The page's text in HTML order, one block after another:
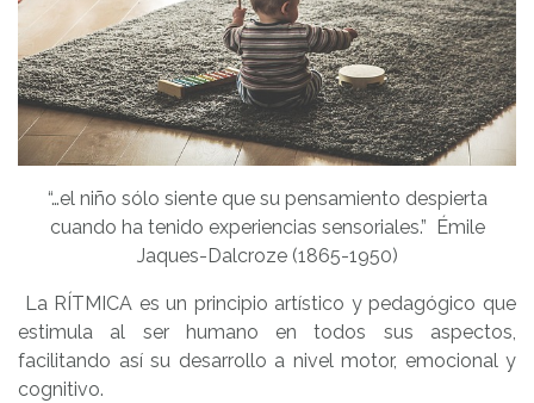
“…el niño sólo siente que su pensamiento despierta
cuando ha tenido experiencias sensoriales.” Émile
Jaques-Dalcroze (1865-1950)
La RÍTMICA es un principio artístico y pedagógico que
estimula al ser humano en todos sus aspectos,
facilitando así su desarrollo a nivel motor, emocional y
cognitivo.